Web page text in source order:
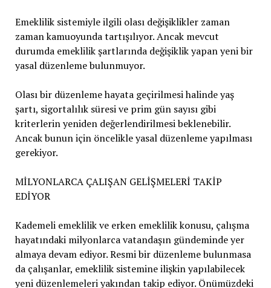
Emeklilik sistemiyle ilgili olası değişiklikler zaman
zaman kamuoyunda tartışılıyor. Ancak mevcut
durumda emeklilik şartlarında değişiklik yapan yeni bir
yasal düzenleme bulunmuyor.
Olası bir düzenleme hayata geçirilmesi halinde yaş
şartı, sigortalılık süresi ve prim gün sayısı gibi
kriterlerin yeniden değerlendirilmesi beklenebilir.
Ancak bunun için öncelikle yasal düzenleme yapılması
gerekiyor.
MİLYONLARCA ÇALIŞAN GELİŞMELERİ TAKİP
EDİYOR
Kademeli emeklilik ve erken emeklilik konusu, çalışma
hayatındaki milyonlarca vatandaşın gündeminde yer
almaya devam ediyor. Resmi bir düzenleme bulunmasa
da çalışanlar, emeklilik sistemine ilişkin yapılabilecek
yeni düzenlemeleri yakından takip ediyor. Önümüzdeki